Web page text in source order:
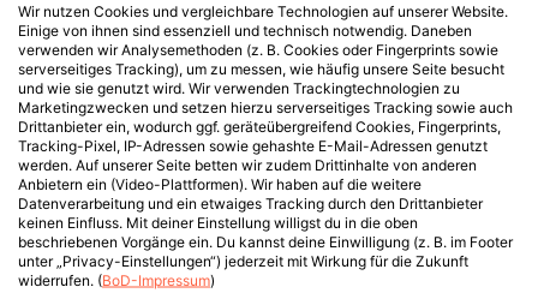
Wir nutzen Cookies und vergleichbare Technologien auf unserer Website.
Einige von ihnen sind essenziell und technisch notwendig. Daneben
verwenden wir Analysemethoden (z. B. Cookies oder Fingerprints sowie
serverseitiges Tracking), um zu messen, wie häufig unsere Seite besucht
und wie sie genutzt wird. Wir verwenden Trackingtechnologien zu
Marketingzwecken und setzen hierzu serverseitiges Tracking sowie auch
Drittanbieter ein, wodurch ggf. geräteübergreifend Cookies, Fingerprints,
Tracking-Pixel, IP-Adressen sowie gehashte E-Mail-Adressen genutzt
werden. Auf unserer Seite betten wir zudem Drittinhalte von anderen
Anbietern ein (Video-Plattformen). Wir haben auf die weitere
Datenverarbeitung und ein etwaiges Tracking durch den Drittanbieter
keinen Einfluss. Mit deiner Einstellung willigst du in die oben
beschriebenen Vorgänge ein. Du kannst deine Einwilligung (z. B. im Footer
unter „Privacy-Einstellungen“) jederzeit mit Wirkung für die Zukunft
widerrufen. (BoD-Impressum)